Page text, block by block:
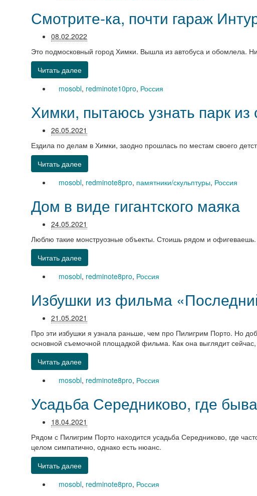
Смотрите-ка, почти гараж
08.02.2022
Это подмосковный город Химки. Вышла из автобуса и обомлела.
Читать далее
mosobl, redminote10pro, Россия
Химки, пытаюсь узнать парк из
26.05.2021
Ездила по делам в Химки, заодно прошлась по местам своего
Читать далее
mosobl, redminote8pro, памятники/скульптуры, Россия
Дом в виде гигантского маяка
24.05.2021
Люблю такие монструозные объекты. Стоишь рядом и
Читать далее
mosobl, redminote8pro, Россия
Избушки из фильма
21.05.2021
Про эти избушки я узнала раньше, чем про Пилигрим Порто. Но
основной съемочной площадкой фильма. Как она выглядит
Читать далее
mosobl, redminote8pro, Россия
Усадьба Середниково, где
18.04.2021
Рядом с Пилигрим Порто находится усадьба Середниково, где
целом симпатично, однако есть нюанс.
Читать далее
mosobl, redminote8pro, Россия